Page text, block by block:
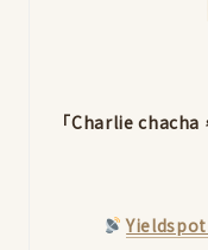
「Charlie chacha
Yieldspot